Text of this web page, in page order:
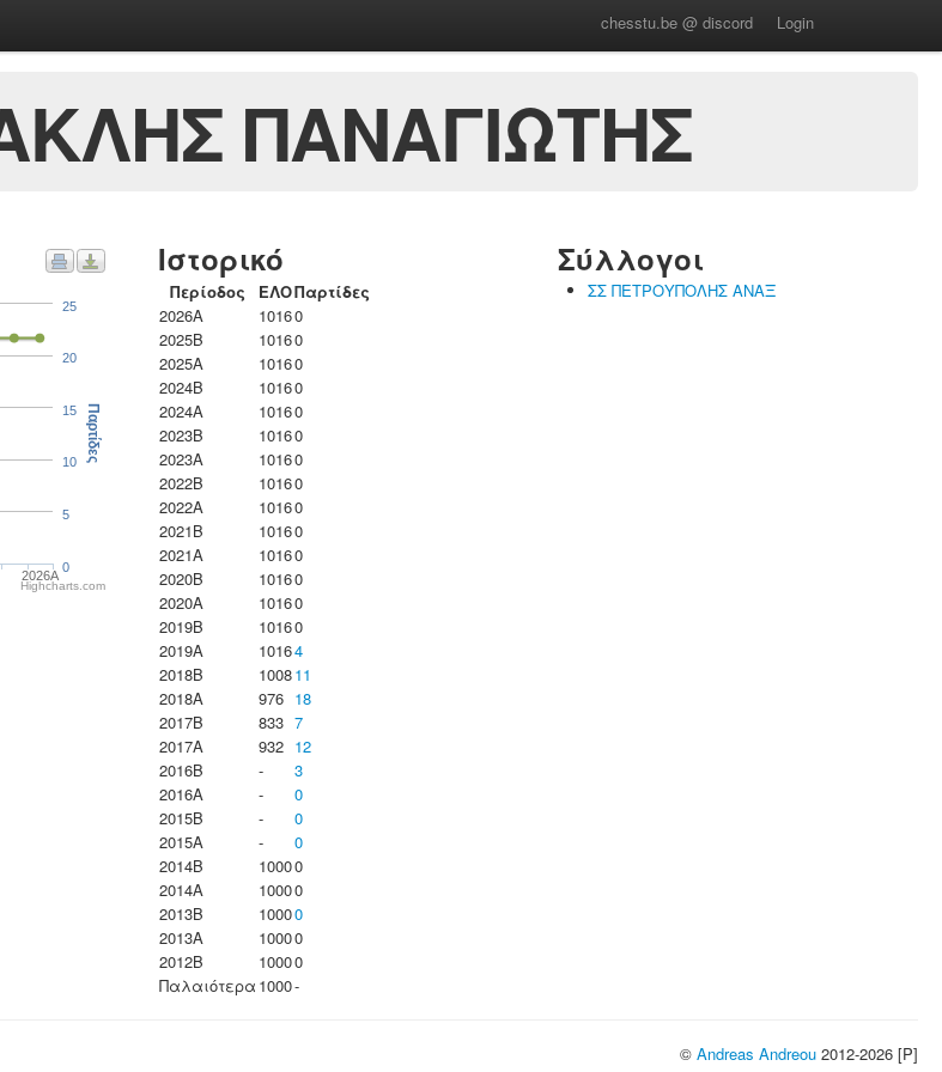
chesstu.be @ discord Login
ΠΑΝΑΓΙΩΤΗΣ
2026A
0
5
10
15
20
25
Παρτίδες
Highcharts.com
Ιστορικό
Περίοδος ΕΛΟΠαρτίδες
2026A
10160
2025B
10160
2025A
10160
2024B
10160
2024A
10160
2023B
10160
2023Α
10160
2022B
10160
2022A
10160
2021B
10160
2021A
10160
2020B
10160
2020A
10160
2019B
10160
2019A
10164
2018B
100811
2018A
976 18
2017B
833 7
2017A
932 12
2016B
-
3
2016A
-
0
2015B
-
0
2015A
-
0
2014B
10000
2014A
10000
2013B
10000
2013A
10000
2012B
10000
Παλαιότερα 1000-
Σύλλογοι
ΣΣ ΠΕΤΡΟΥΠΟΛΗΣ ΑΝΑΞ
© Andreas Andreou 2012-2026 [P]